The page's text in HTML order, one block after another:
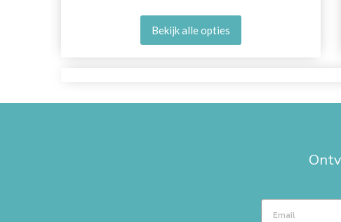
Bekijk alle opties